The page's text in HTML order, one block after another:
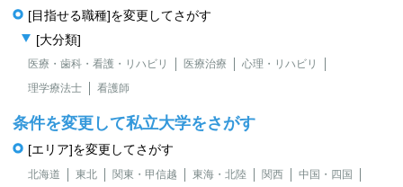
[目指せる職種]を変更してさがす
[大分類]
医療・歯科・看護・リハビリ 医療治療
心理・リハビリ
理学療法士
看護師
条件を変更して私立大学をさがす
[エリア]を変更してさがす
北海道 東北 関東・甲信越 東海・北陸 関西
中国・四国